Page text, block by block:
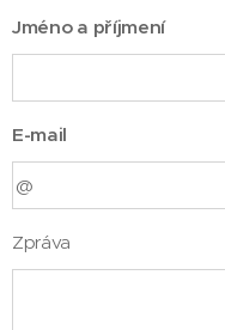
Jméno a příjmení
E-mail
Zpráva